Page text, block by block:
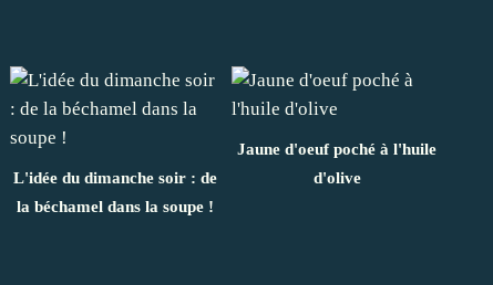
L'idée du dimanche soir : de
la béchamel dans la soupe !
Jaune d'oeuf poché à l'huile
d'olive